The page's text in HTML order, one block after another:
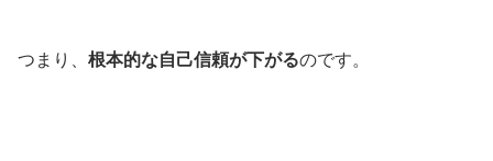
つまり、 根本的な自己信頼が下がるのです。